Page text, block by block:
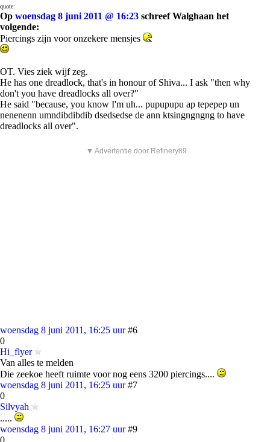
quote:
Op woensdag 8 juni 2011 @ 16:23 schreef Walghaan het
volgende:
Piercings zijn voor onzekere mensjes
OT. Vies ziek wijf zeg.
He has one dreadlock, that's in honour of Shiva... I ask "then why
don't you have dreadlocks all over?"
He said "because, you know I'm uh... pupupupu ap tepepep un
nenenenn umndibdibdib dsedsedse de ann ktsingngngng to have
dreadlocks all over".
▼ Advertentie door Refinery89
woensdag 8 juni 2011, 16:25 uur #6
0
Hi_flyer
Van alles te melden
Die zeekoe heeft ruimte voor nog eens 3200 piercings....
woensdag 8 juni 2011, 16:25 uur #7
0
Silvyah
.....
woensdag 8 juni 2011, 16:27 uur #9
0